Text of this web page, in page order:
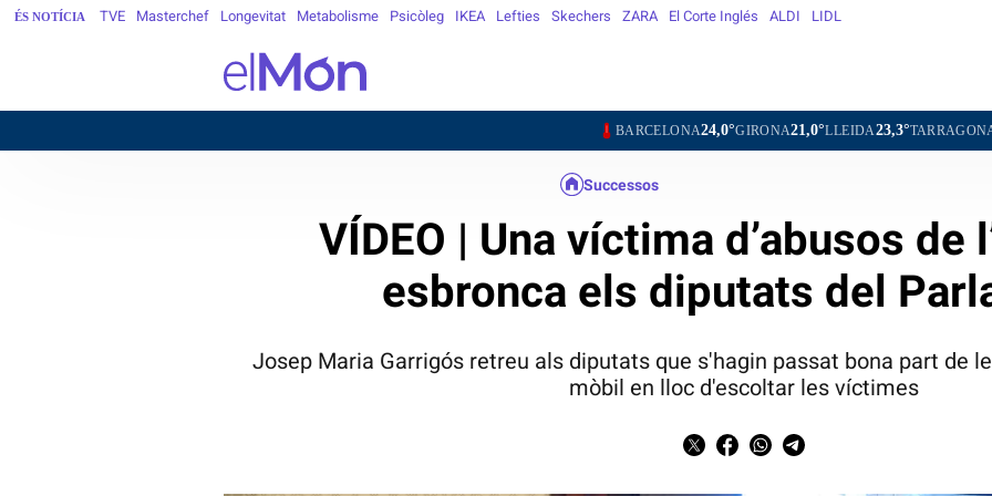
ÉS NOTÍCIA TVE Masterchef Longevitat Metabolisme Psicòleg IKEA Lefties Skechers ZARA El Corte Inglés ALDI LIDL
24,0°GIRONA21,0°LLEIDA23,3°TARRAGONA25,2°TORTOSA
Successos
VÍDEO | Una víctima d’abusos de
esbronca els diputats del
Josep Maria Garrigós retreu als diputats que s'hagin passat bona part de
mòbil en lloc d'escoltar les víctimes